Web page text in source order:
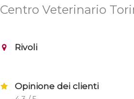
Centro Veterinario
Rivoli
Opinione dei clienti